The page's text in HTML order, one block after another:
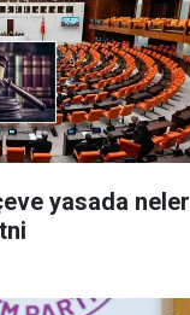
yasada neler